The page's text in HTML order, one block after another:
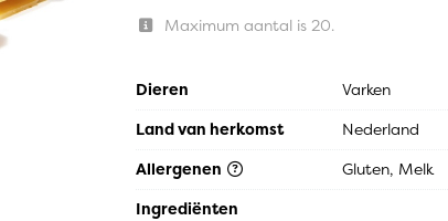
Maximum aantal is 20.
Dieren
Varken
Land van herkomst
Nederland
Allergenen
Gluten, Melk
Ingrediënten